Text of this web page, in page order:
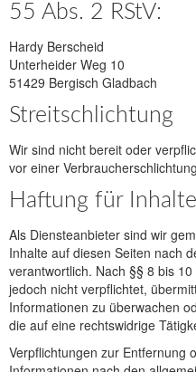
55 Abs. 2 RStV:
Hardy Berscheid
Unterheider Weg 10
51429 Bergisch Gladbach
Streitschlichtung
Wir sind nicht bereit oder
vor einer
Haftung für Inhalte
Als Diensteanbieter sind wir
Inhalte auf diesen Seiten nach
verantwortlich. Nach §§ 8 bis
jedoch nicht verpflichtet,
Informationen zu überwachen
die auf eine rechtswidrige
Verpflichtungen zur Entfernung